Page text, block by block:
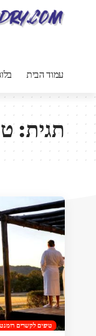
עמוד הבית
תגית:
טיפים לקשרים